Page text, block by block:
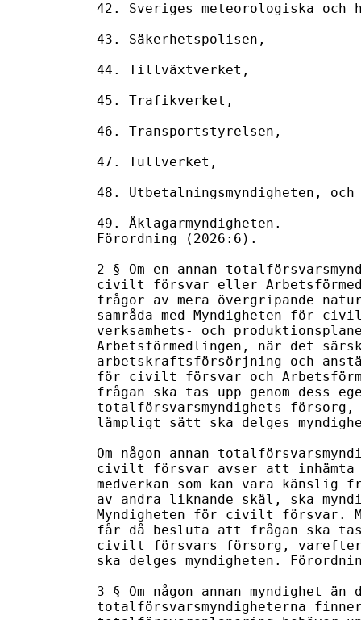
42. Sveriges meteorologiska
43. Säkerhetspolisen,
44. Tillväxtverket,
45. Trafikverket,
46. Transportstyrelsen,
47. Tullverket,
48. Utbetalningsmyndigheten, och
49. Åklagarmyndigheten.
Förordning (2026:6).
2 § Om en annan
civilt försvar eller
frågor av mera övergripande
samråda med Myndigheten för
verksamhets- och
Arbetsförmedlingen, när det
arbetskraftsförsörjning och
för civilt försvar och
frågan ska tas upp genom dess
totalförsvarsmyndighets
lämpligt sätt ska delges
Om någon annan
civilt försvar avser att inhämta
medverkan som kan vara
av andra liknande skäl, ska
Myndigheten för civilt försvar.
får då besluta att frågan ska tas
civilt försvars försorg,
ska delges myndigheten.
3 § Om någon annan myndighet
totalförsvarsmyndigheterna